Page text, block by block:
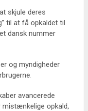
skjule deres
til at få opkaldet til
dansk nummer
og myndigheder
avancerede
opkald,